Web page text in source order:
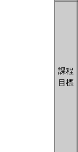
課程
目標